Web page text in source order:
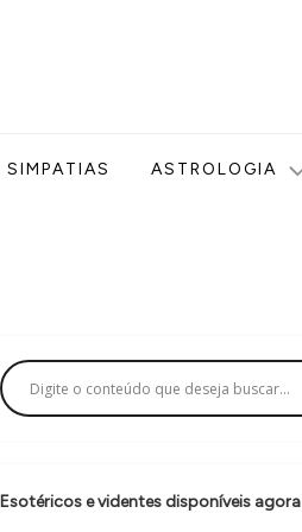
SIMPATIAS ASTROLOGIA
Esotéricos e videntes disponíveis agora